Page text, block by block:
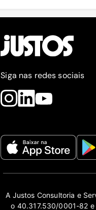
Siga nas redes sociais
A Justos Consultoria e
o 40.317.530/0001-82 e